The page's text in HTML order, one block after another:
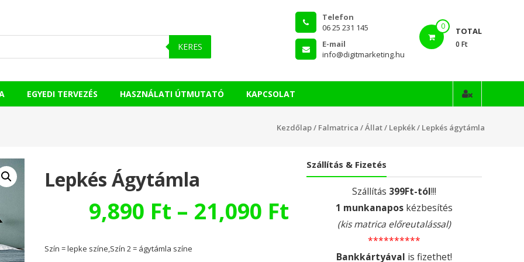
KERES
0 TOTAL
0 Ft
Telefon
06 25 231 145
E-mail
info@digitmarketing.hu
EGYEDI TERVEZÉS HASZNÁLATI ÚTMUTATÓ KAPCSOLAT
Kezdőlap/ Falmatrica /Állat/ Lepkék/ Lepkés ágytámla
Lepkés Ágytámla
9,890 Ft – 21,090 Ft
Szín = lepke színe,Szín 2 = ágytámla színe
Szállítás & Fizetés
Szállítás 399Ft-tól!!!
1 munkanapos kézbesítés
(kis matrica előreutalással)
**********
Bankkártyával is fizethet!